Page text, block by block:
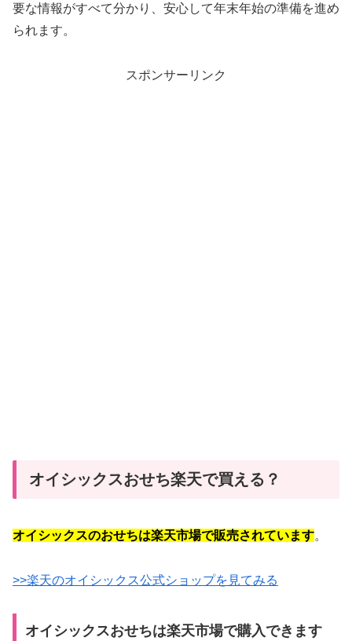
要な情報がすべて分かり、安心して年末年始の準備を進め
られます。
スポンサーリンク
オイシックスおせち楽天で買える？
オイシックスのおせちは楽天市場で販売されています。
>>楽天のオイシックス公式ショップを見てみる
オイシックスおせちは楽天市場で購入できます